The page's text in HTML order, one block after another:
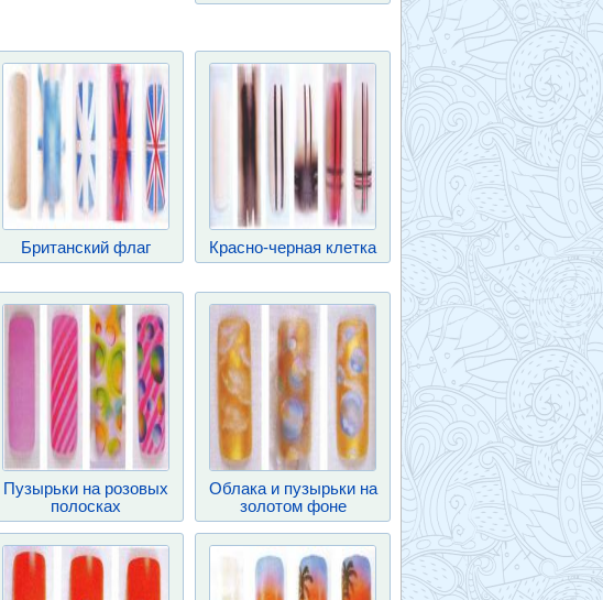
Британский флаг Красно-черная клетка
Пузырьки на розовых
полосках
Облака и пузырьки на
золотом фоне